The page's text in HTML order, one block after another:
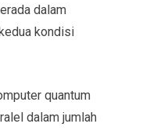
dalam
kondisi
quantum
dalam jumlah